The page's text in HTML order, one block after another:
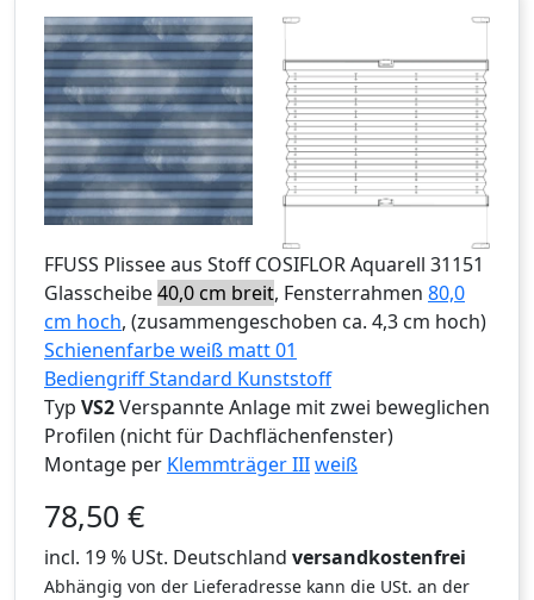
FFUSS Plissee aus Stoff COSIFLOR Aquarell 31151
Glasscheibe40,0 cm breit, Fensterrahmen 80,0
cm hoch, (zusammengeschoben ca. 4,3 cm hoch)
Schienenfarbe weiß matt 01
Bediengriff Standard Kunststoff
Typ VS2Verspannte Anlage mit zwei beweglichen
Profilen (nicht für Dachflächenfenster)
Montage per Klemmträger IIIweiß
78,50 €
incl. 19 % USt. Deutschland versandkostenfrei
Abhängig von der Lieferadresse kann die USt. an der